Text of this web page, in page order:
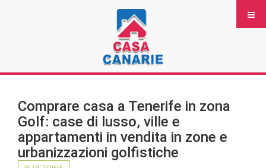
Comprare casa a Tenerife in zona
Golf: case di lusso, ville e
appartamenti in vendita in zone e
urbanizzazioni golfistiche